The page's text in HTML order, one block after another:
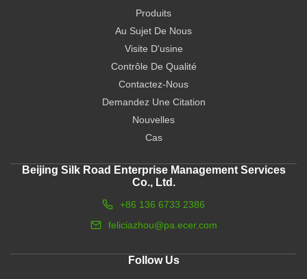
Produits
Au Sujet De Nous
Visite D'usine
Contrôle De Qualité
Contactez-Nous
Demandez Une Citation
Nouvelles
Cas
Beijing Silk Road Enterprise Management Services
Co., Ltd.
+86 136 6733 2386
feliciazhou@pa.ecer.com
Follow Us